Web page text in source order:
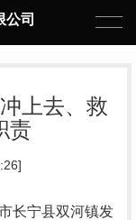
公司
上去、救
责
长宁县双河镇发